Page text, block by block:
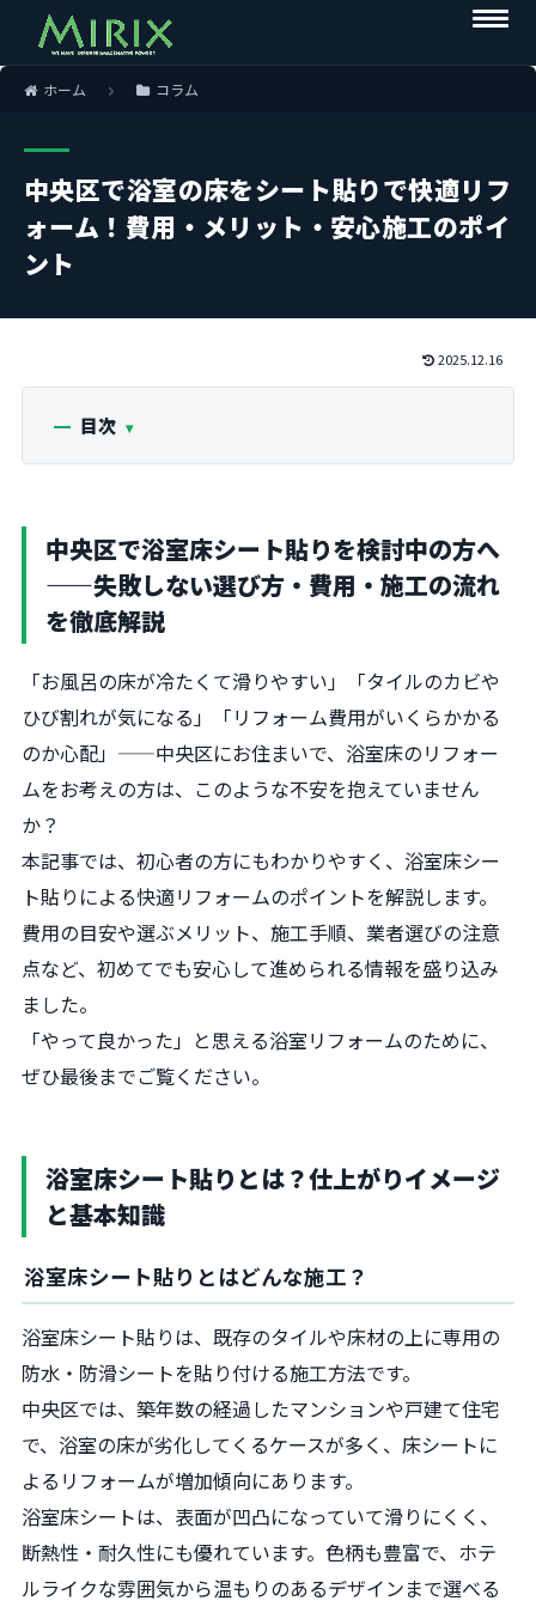
ホーム コラム
中央区で浴室の床をシート貼りで快適リフ
ォーム！費用・メリット・安心施工のポイ
ント
2025.12.16
目次
中央区で浴室床シート貼りを検討中の方へ
——失敗しない選び方・費用・施工の流れ
を徹底解説
「お風呂の床が冷たくて滑りやすい」「タイルのカビや
ひび割れが気になる」「リフォーム費用がいくらかかる
のか心配」——中央区にお住まいで、浴室床のリフォー
ムをお考えの方は、このような不安を抱えていません
か？
本記事では、初心者の方にもわかりやすく、浴室床シー
ト貼りによる快適リフォームのポイントを解説します。
費用の目安や選ぶメリット、施工手順、業者選びの注意
点など、初めてでも安心して進められる情報を盛り込み
ました。
「やって良かった」と思える浴室リフォームのために、
ぜひ最後までご覧ください。
浴室床シート貼りとは？仕上がりイメージ
と基本知識
浴室床シート貼りとはどんな施工？
浴室床シート貼りは、既存のタイルや床材の上に専用の
防水・防滑シートを貼り付ける施工方法です。
中央区では、築年数の経過したマンションや戸建て住宅
で、浴室の床が劣化してくるケースが多く、床シートに
よるリフォームが増加傾向にあります。
浴室床シートは、表面が凹凸になっていて滑りにくく、
断熱性・耐久性にも優れています。色柄も豊富で、ホテ
ルライクな雰囲気から温もりのあるデザインまで選べる